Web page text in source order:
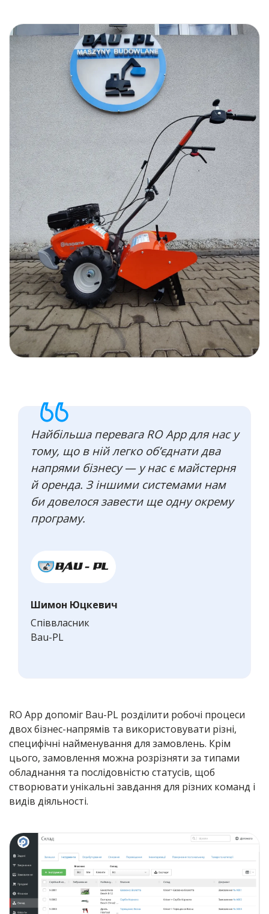
Найбільша перевага RO App для нас у
тому, що в ній легко об’єднати два
напрями бізнесу — у нас є майстерня
й оренда. З іншими системами нам
би довелося завести ще одну окрему
програму.
Шимон Юцкевич
Співвласник
Bau-PL
RO App допоміг Bau-PL розділити робочі процеси
двох бізнес-напрямів та використовувати різні,
специфічні найменування для замовлень. Крім
цього, замовлення можна розрізняти за типами
обладнання та послідовністю статусів, щоб
створювати унікальні завдання для різних команд і
видів діяльності.